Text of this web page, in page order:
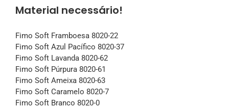
Material necessário!
Fimo Soft Framboesa 8020-22
Fimo Soft Azul Pacífico 8020-37
Fimo Soft Lavanda 8020-62
Fimo Soft Púrpura 8020-61
Fimo Soft Ameixa 8020-63
Fimo Soft Caramelo 8020-7
Fimo Soft Branco 8020-0